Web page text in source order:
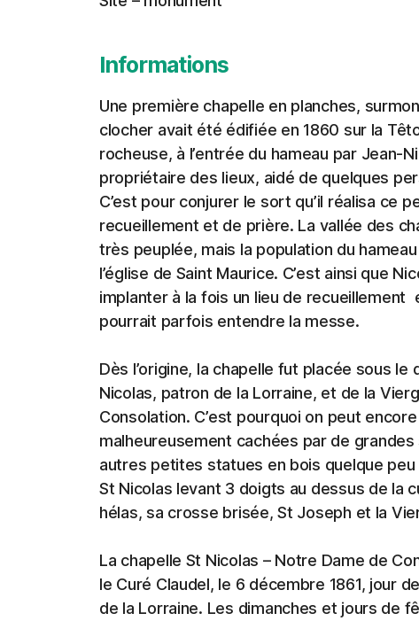
Informations
Une première chapelle en planches,
clocher avait été édifiée en 1860 sur la
rocheuse, à l’entrée du hameau par Jean-
propriétaire des lieux, aidé de quelques
C’est pour conjurer le sort qu’il réalisa ce
recueillement et de prière. La vallée des
très peuplée, mais la population du
l’église de Saint Maurice. C’est ainsi que
implanter à la fois un lieu de recueillement
pourrait parfois entendre la messe.
Dès l’origine, la chapelle fut placée sous le
Nicolas, patron de la Lorraine, et de la
Consolation. C’est pourquoi on peut
malheureusement cachées par de
autres petites statues en bois quelque
St Nicolas levant 3 doigts au dessus de la
hélas, sa crosse brisée, St Joseph et la
La chapelle St Nicolas – Notre Dame de
le Curé Claudel, le 6 décembre 1861, jour
de la Lorraine. Les dimanches et jours de